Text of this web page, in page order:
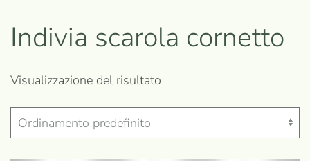
Indivia scarola cornetto
Visualizzazione del risultato